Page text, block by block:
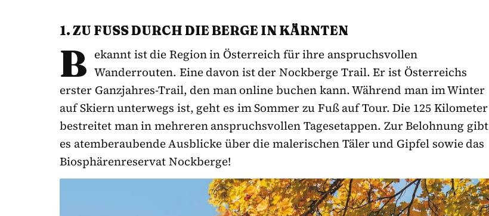
1. ZU FUSS DURCH DIE BERGE IN KÄRNTEN
B ekannt ist die Region in Österreich für ihre anspruchsvollen
Wanderrouten. Eine davon ist der Nockberge Trail. Er ist Österreichs
erster Ganzjahres-Trail, den man online buchen kann. Während man im Winter
auf Skiern unterwegs ist, geht es im Sommer zu Fuß auf Tour. Die 125 Kilometer
bestreitet man in mehreren anspruchsvollen Tagesetappen. Zur Belohnung gibt
es atemberaubende Ausblicke über die malerischen Täler und Gipfel sowie das
Biosphärenreservat Nockberge!